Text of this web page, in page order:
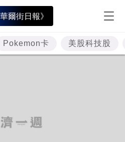
爾街日報》
Pokemon卡 美股科技股